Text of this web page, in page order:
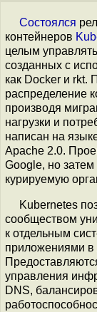
Состоялся
контейнеров
целым
созданных с
как Docker и rkt.
распределение
производя
нагрузки и
написан на
Apache 2.0.
Google, но
курируемую
Kubernetes
сообществом
к отдельным
приложениями в
управления
DNS,